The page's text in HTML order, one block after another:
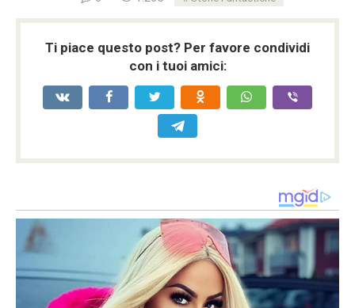
Ti piace questo post? Per favore condividi
con i tuoi amici: